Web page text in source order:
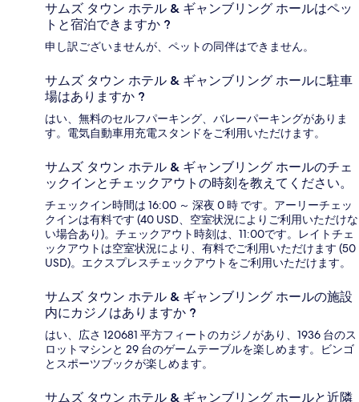
サムズ タウン ホテル & ギャンブリング ホールはペッ
トと宿泊できますか ?
申し訳ございませんが、ペットの同伴はできません。
サムズ タウン ホテル & ギャンブリング ホールに駐車
場はありますか ?
はい、無料のセルフパーキング、バレーパーキングがありま
す。電気自動車用充電スタンドをご利用いただけます。
サムズ タウン ホテル & ギャンブリング ホールのチェ
ックインとチェックアウトの時刻を教えてください。
チェックイン時間は 16:00 ～ 深夜 0 時 です。アーリーチェッ
クインは有料です (40 USD、空室状況によりご利用いただけな
い場合あり)。チェックアウト時刻は、11:00です。レイトチェ
ックアウトは空室状況により、有料でご利用いただけます (50
USD)。エクスプレスチェックアウトをご利用いただけます。
サムズ タウン ホテル & ギャンブリング ホールの施設
内にカジノはありますか ?
はい、広さ 120681 平方フィートのカジノがあり、1936 台のス
ロットマシンと 29 台のゲームテーブルを楽しめます。ビンゴ
とスポーツブックが楽しめます。
サムズ タウン ホテル & ギャンブリング ホールと近隣